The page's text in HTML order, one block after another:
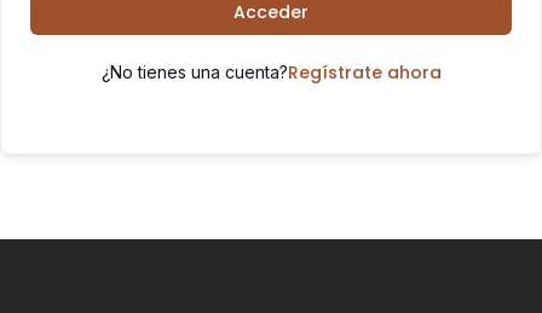
Acceder
¿No tienes una cuenta?Regístrate ahora